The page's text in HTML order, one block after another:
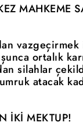
MAHKEME
ortalık
silahlar
atacak
İKİ MEKTUP!